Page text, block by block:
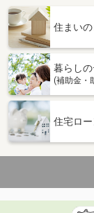
住まい
暮らし
(補助金・
住宅ロー